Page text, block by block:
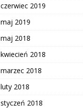
czerwiec 2019
maj 2019
maj 2018
kwiecień 2018
marzec 2018
luty 2018
styczeń 2018